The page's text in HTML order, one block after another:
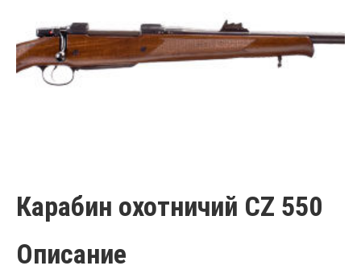
Карабин охотничий CZ 550
Описание